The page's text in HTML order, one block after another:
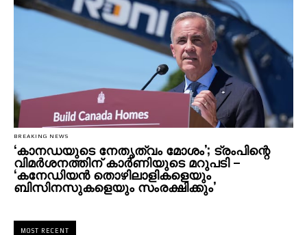
BREAKING NEWS
‘കാനഡയുടെ നേതൃത്വം മോശം’; ട്രംപിന്റെ
വിമർശനത്തിന് കാർണിയുടെ മറുപടി –
‘കനേഡിയൻ തൊഴിലാളികളെയും
ബിസിനസുകളെയും സംരക്ഷിക്കും’
MOST RECENT